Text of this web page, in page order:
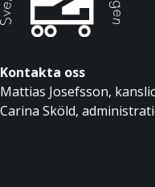
Kontakta oss
Mattias Josefsson,
Carina Sköld,